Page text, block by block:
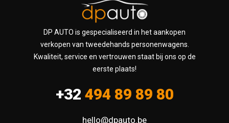
DP AUTO is gespecialiseerd in het aankopen
verkopen van tweedehands personenwagens.
Kwaliteit, service en vertrouwen staat bij ons op de
eerste plaats!
+32 494 89 89 80
hello@dpauto.be